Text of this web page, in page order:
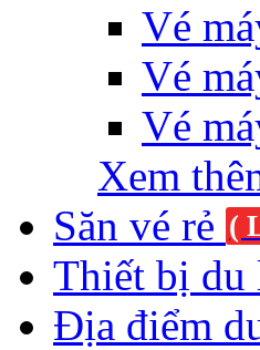
Vé
Vé
Vé
Xem
Săn vé rẻ (
Thiết bị du
Địa điểm